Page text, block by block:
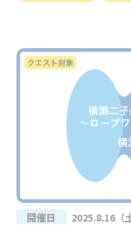
開催日 2025.8.16（